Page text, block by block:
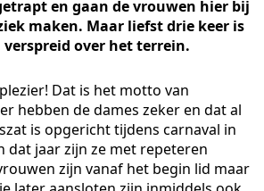
en gaan de vrouwen hier bij
maken. Maar liefst drie keer is
over het terrein.
Dat is het motto van
hebben de dames zeker en dat al
is opgericht tijdens carnaval in
dat jaar zijn ze met repeteren
zijn vanaf het begin lid maar